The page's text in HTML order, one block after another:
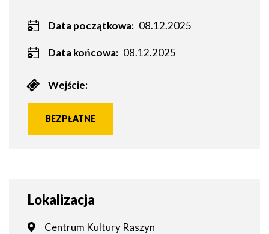
Data początkowa: 08.12.2025
Data końcowa: 08.12.2025
Wejście:
BEZPŁATNE
Lokalizacja
Centrum Kultury Raszyn